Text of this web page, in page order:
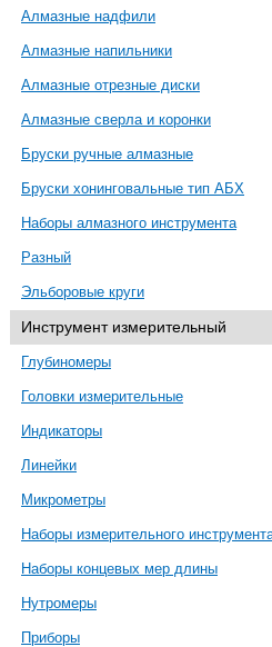
Алмазные надфили
Алмазные напильники
Алмазные отрезные диски
Алмазные сверла и коронки
Бруски ручные алмазные
Бруски хонинговальные тип АБХ
Наборы алмазного инструмента
Разный
Эльборовые круги
Инструмент измерительный
Глубиномеры
Головки измерительные
Индикаторы
Линейки
Микрометры
Наборы измерительного
Наборы концевых мер длины
Нутромеры
Приборы